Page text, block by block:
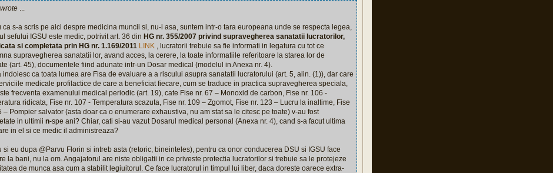
...
ca s-a scris pe aici despre medicina muncii si, nu-i asa, suntem intr-o tara europeana unde se respecta legea,
sefului IGSU este medic, potrivit art. 36 din HG nr. 355/2007 privind supravegherea sanatatii lucratorilor,
si completata prin HG nr. 1.169/2011 LINK , lucratorii trebuie sa fie informati in legatura cu tot ce
supravegherea sanatatii lor, avand acces, la cerere, la toate informatiile referitoare la starea lor de
(art. 45), documentele fiind adunate intr-un Dosar medical (modelul in Anexa nr. 4).
indoiesc ca toata lumea are Fisa de evaluare a a riscului asupra sanatatii lucratorului (art. 5, alin. (1)), dar care
medicale profilactice de care a beneficiat fiecare, cum se traduce in practica supravegherea speciala,
frecventa examenului medical periodic (art. 19), cate Fise nr. 67 – Monoxid de carbon, Fise nr. 106 -
ridicata, Fise nr. 107 - Temperatura scazuta, Fise nr. 109 – Zgomot, Fise nr. 123 – Lucru la inaltime, Fise
– Pompier salvator (asta doar ca o enumerare exhaustiva, nu am stat sa le citesc pe toate) v-au fost
in ultimii n-spe ani? Chiar, cati si-au vazut Dosarul medical personal (Anexa nr. 4), cand s-a facut ultima
in el si ce medic il administreaza?
si eu dupa @Parvu Florin si intreb asta (retoric, bineinteles), pentru ca onor conducerea DSU si IGSU face
la bani, nu la om. Angajatorul are niste obligatii in ce priveste protectia lucratorilor si trebuie sa le protejeze
de munca asa cum a stabilit legiuitorul. Ce face lucratorul in timpul lui liber, daca doreste oarece extra-